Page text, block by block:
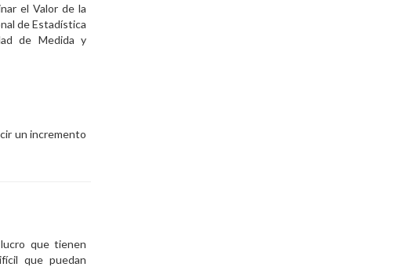
el Valor de la
de Estadística
de Medida y
un incremento
que tienen
que puedan